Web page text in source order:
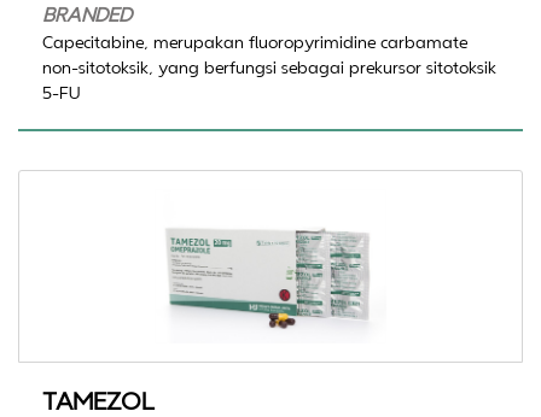
BRANDED
Capecitabine, merupakan fluoropyrimidine carbamate
non-sitotoksik, yang berfungsi sebagai prekursor sitotoksik
5-FU
TAMEZOL